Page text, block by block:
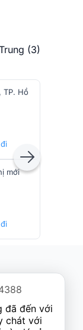
(3)
TP. Hồ
mới
(B2B)
đã đến với
chát với